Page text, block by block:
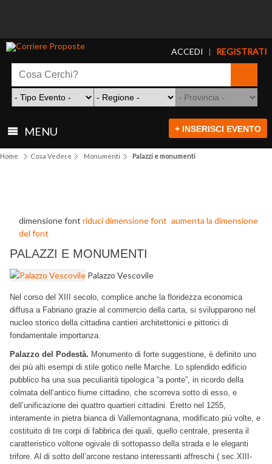
ACCEDI | REGISTRATI
MENU + INSERISCI EVENTO
Home Cosa Vedere Monumenti Palazzi e monumenti
dimensione font riduci dimensione font aumenta la dimensione
del font
PALAZZI E MONUMENTI
Palazzo Vescovile
Nel corso del XIII secolo, complice anche la floridezza economica
diffusa a Fabriano grazie al commercio della carta, si svilupparono nel
nucleo storico della cittadina cantieri architettonici e pittorici di
fondamentale importanza.
Palazzo del Podestà. Monumento di forte suggestione, è definito uno
dei più alti esempi di stile gotico nelle Marche. Lo splendido edificio
pubblico ha una sua peculiarità tipologica “a ponte”, in ricordo della
colmata dell’antico fiume cittadino, che scorreva sotto di esso, e
dell’unificazione dei quattro quartieri cittadini. Eretto nel 1255,
interamente in pietra bianca di Vallemontagnana, modificato più volte, e
costituito di tre corpi di fabbrica dei quali, quello centrale, presenta il
caratteristico voltone ogivale di sottopasso della strada e le eleganti
trifore. Al di sotto dell’arcone restano interessanti affreschi ( sec.XIII-